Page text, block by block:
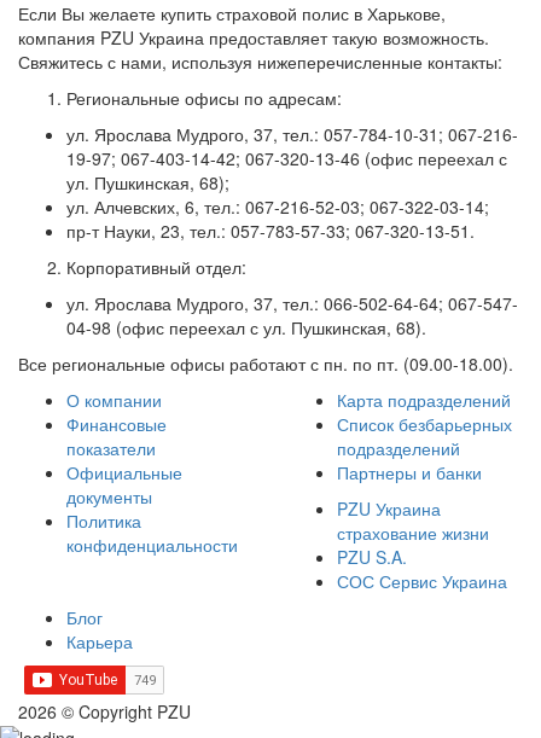
Если Вы желаете купить страховой полис в Харькове,
компания PZU Украина предоставляет такую возможность.
Свяжитесь с нами, используя нижеперечисленные контакты:
Региональные офисы по адресам:
ул. Ярослава Мудрого, 37, тел.: 057-784-10-31; 067-216-
19-97; 067-403-14-42; 067-320-13-46 (офис переехал с
ул. Пушкинская, 68);
ул. Алчевских, 6, тел.: 067-216-52-03; 067-322-03-14;
пр-т Науки, 23, тел.: 057-783-57-33; 067-320-13-51.
Корпоративный отдел:
ул. Ярослава Мудрого, 37, тел.: 066-502-64-64; 067-547-
04-98 (офис переехал с ул. Пушкинская, 68).
Все региональные офисы работают с пн. по пт. (09.00-18.00).
О компании
Финансовые
показатели
Официальные
документы
Политика
конфиденциальности
Карта подразделений
Список безбарьерных
подразделений
Партнеры и банки
PZU Украина
страхование жизни
PZU S.A.
СОС Сервис Украина
Блог
Карьера
2026 © Copyright PZU